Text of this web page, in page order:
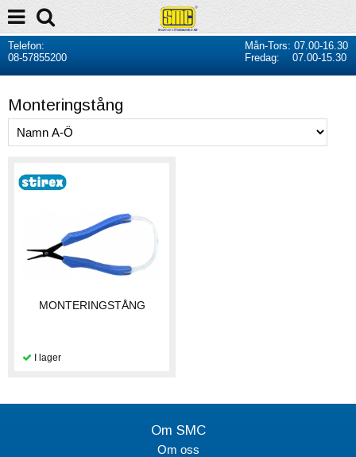
Telefon:
08-57855200
Mån-Tors: 07.00-16.30
Fredag: 07.00-15.30
Monteringstång
MONTERINGSTÅNG
Om SMC
Om oss